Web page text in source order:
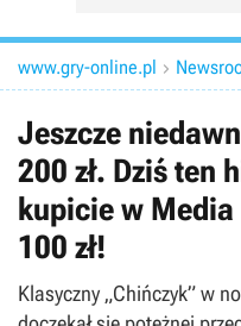
www.gry-online.pl 
Jeszcze
200 zł. Dziś ten
kupicie w Media
100 zł!
Klasyczny „Chińczyk” w